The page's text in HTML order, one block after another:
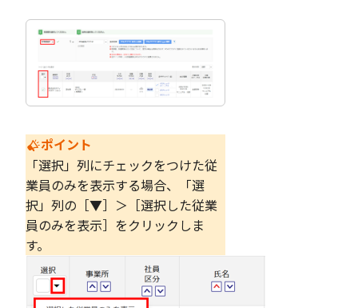
ポイント
「選択」列にチェックをつけた従
業員のみを表示する場合、「選
択」列の［▼］＞［選択した従業
員のみを表示］をクリックしま
す。